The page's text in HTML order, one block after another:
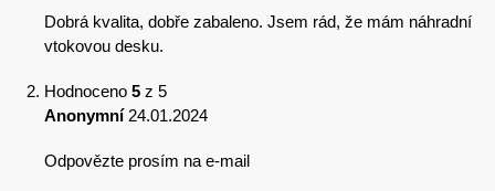
Dobrá kvalita, dobře zabaleno. Jsem rád, že mám náhradní
vtokovou desku.
Hodnoceno 5 z 5
Anonymní 24.01.2024
Odpovězte prosím na e-mail